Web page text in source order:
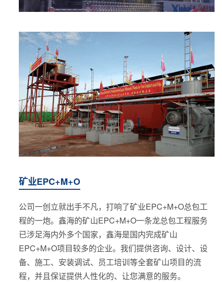
矿业EPC+M+O
公司一创立就出手不凡，打响了矿业EPC+M+O总包工
程的一炮。鑫海的矿山EPC+M+O一条龙总包工程服务
已涉足海内外多个国家，鑫海是国内完成矿山
EPC+M+O项目较多的企业。我们提供咨询、设计、设
备、施工、安装调试、员工培训等全套矿山项目的流
程，并且保证提供人性化的、让您满意的服务。